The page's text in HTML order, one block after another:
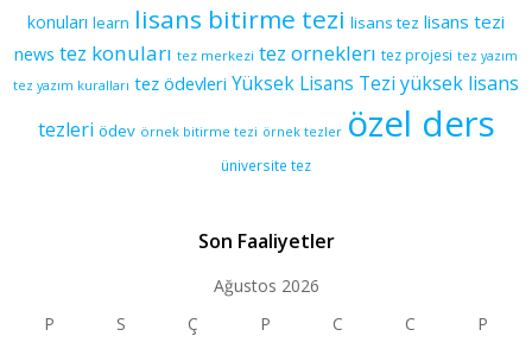
konuları learn lisans bitirme tezi lisans tez lisans tezi
news tez konuları tez merkezi tez orneklerı tez projesi tez yazım
tez yazım kuralları tez ödevleri Yüksek Lisans Tezi yüksek lisans
tezleri ödev örnek bitirme tezi örnek tezler özel ders
üniversite tez
Son Faaliyetler
Ağustos 2026
P
S Ç P C C
P